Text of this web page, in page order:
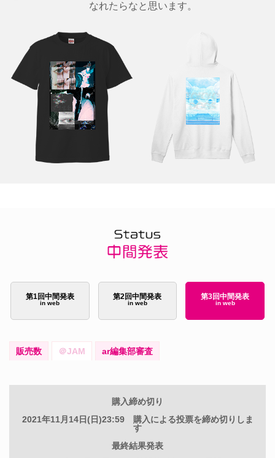
なれたらなと思います。
第1回中間発表
in web
第2回中間発表
in web
第3回中間発表
in web
販売数 ＠JAM ar編集部審査
購入締め切り
2021年11月14日(日)23:59 購入による投票を締め切りしま
す
最終結果発表